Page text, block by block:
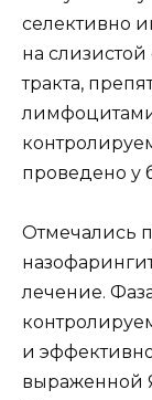
селективно
на
тракта,
проведено у
Отмечались
лечение.
и
выраженной